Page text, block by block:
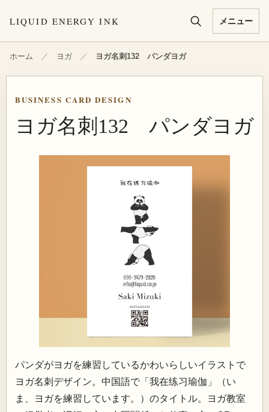
LIQUID ENERGY INK メニュー
ホーム ／ ヨガ ／ ヨガ名刺132 パンダヨガ
BUSINESS CARD DESIGN
ヨガ名刺132 パンダヨガ
パンダがヨガを練習しているかわいらしいイラストで
ヨガ名刺デザイン。中国語で「我在练习瑜伽」（い
ま、ヨガを練習しています。）のタイトル。ヨガ教室